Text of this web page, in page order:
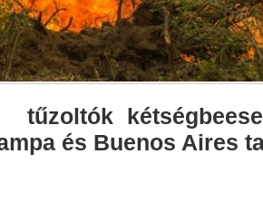
tűzoltók
és Buenos Aires